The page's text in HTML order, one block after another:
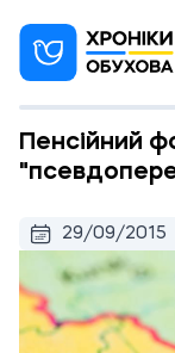
Пенсійний
29/09/2015